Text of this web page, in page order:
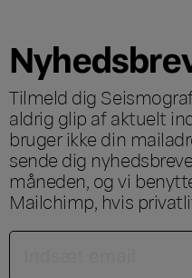
Tilmeld dig
aldrig glip af aktuelt
bruger ikke din
sende dig
måneden, og vi
Mailchimp, hvis